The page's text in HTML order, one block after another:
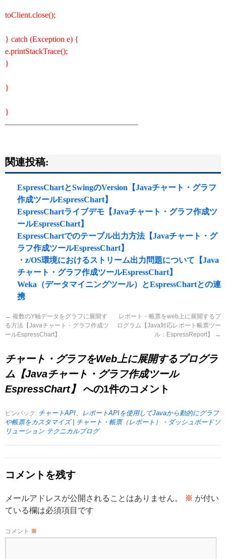
toClient.close();
} catch (Exception e) {
e.printStackTrace();
}
}
}
————————————————–
関連投稿:
EspressChartとSwingのVersion【Javaチャート・グラフ
作成ツールEspressChart】
EspressChartライブデモ【Javaチャート・グラフ作成ツ
ールEspressChart】
EspressChartでのテーブル出力方法【Javaチャート・グ
ラフ作成ツールEspressChart】
・z/OS環境におけるストリーム出力問題について【Java
チャート・グラフ作成ツールEspressChart】
Weka（データマイニングツール）とEspressChartとの連
携
← 複数のY軸データをグラフに展開す
る方法【Javaチャート・グラフ作成ツ
ールEspressChart】
レポート・帳票をweb上に展開するプ
ログラム【Java対応レポート帳票ツー
ル：EspressReport】
→
チャート・グラフをWeb上に展開するプログラ
ム【Javaチャート・グラフ作成ツール
EspressChart】
への1件のコメント
ピンバック: チャートAPI、レポートAPIを使用してJavaから動的にグラフ
や帳票をカスタマイズ | チャート・帳票（レポート）・ダッシュボードソ
リューション テクニカルブログ
コメントを残す
メールアドレスが公開されることはありません。 ※ が付い
ている欄は必須項目です
コメント ※